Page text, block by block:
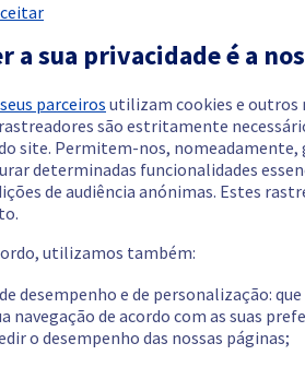
a sua privacidade é a
parceiros utilizam cookies e outros
são estritamente
site. Permitem-nos, nomeadamente,
determinadas funcionalidades
de audiência anónimas. Estes
utilizamos também:
desempenho e de personalização:
navegação de acordo com as suas
o desempenho das nossas páginas;